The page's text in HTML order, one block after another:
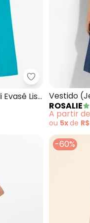
Endless -
Liso
Vestido
ROSALIE
A partir de
ou 5xde
-60%